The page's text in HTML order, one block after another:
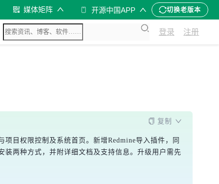
媒体矩阵 开源中国APP 切换老版本
登录 注册
复制
目权限控制及系统首页。新增Redmine导入插件，同
两种方式，并附详细文档及支持信息。升级用户需先